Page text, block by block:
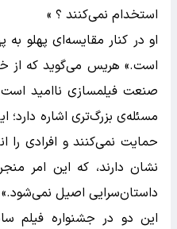
استخدام نمی‌کنند ؟ »
او در کنار مقایسه‌ای پهلو
است.» هریس می‌گوید که از
صنعت فیلمسازی ناامید
مسئله‌ی بزرگ‌تری اشاره دارد؛
حمایت نمی‌کنند و افرادی را
نشان دارند، که این امر
داستان‌سرایی اصیل نمی‌شود.»
این دو در جشنواره فیلم